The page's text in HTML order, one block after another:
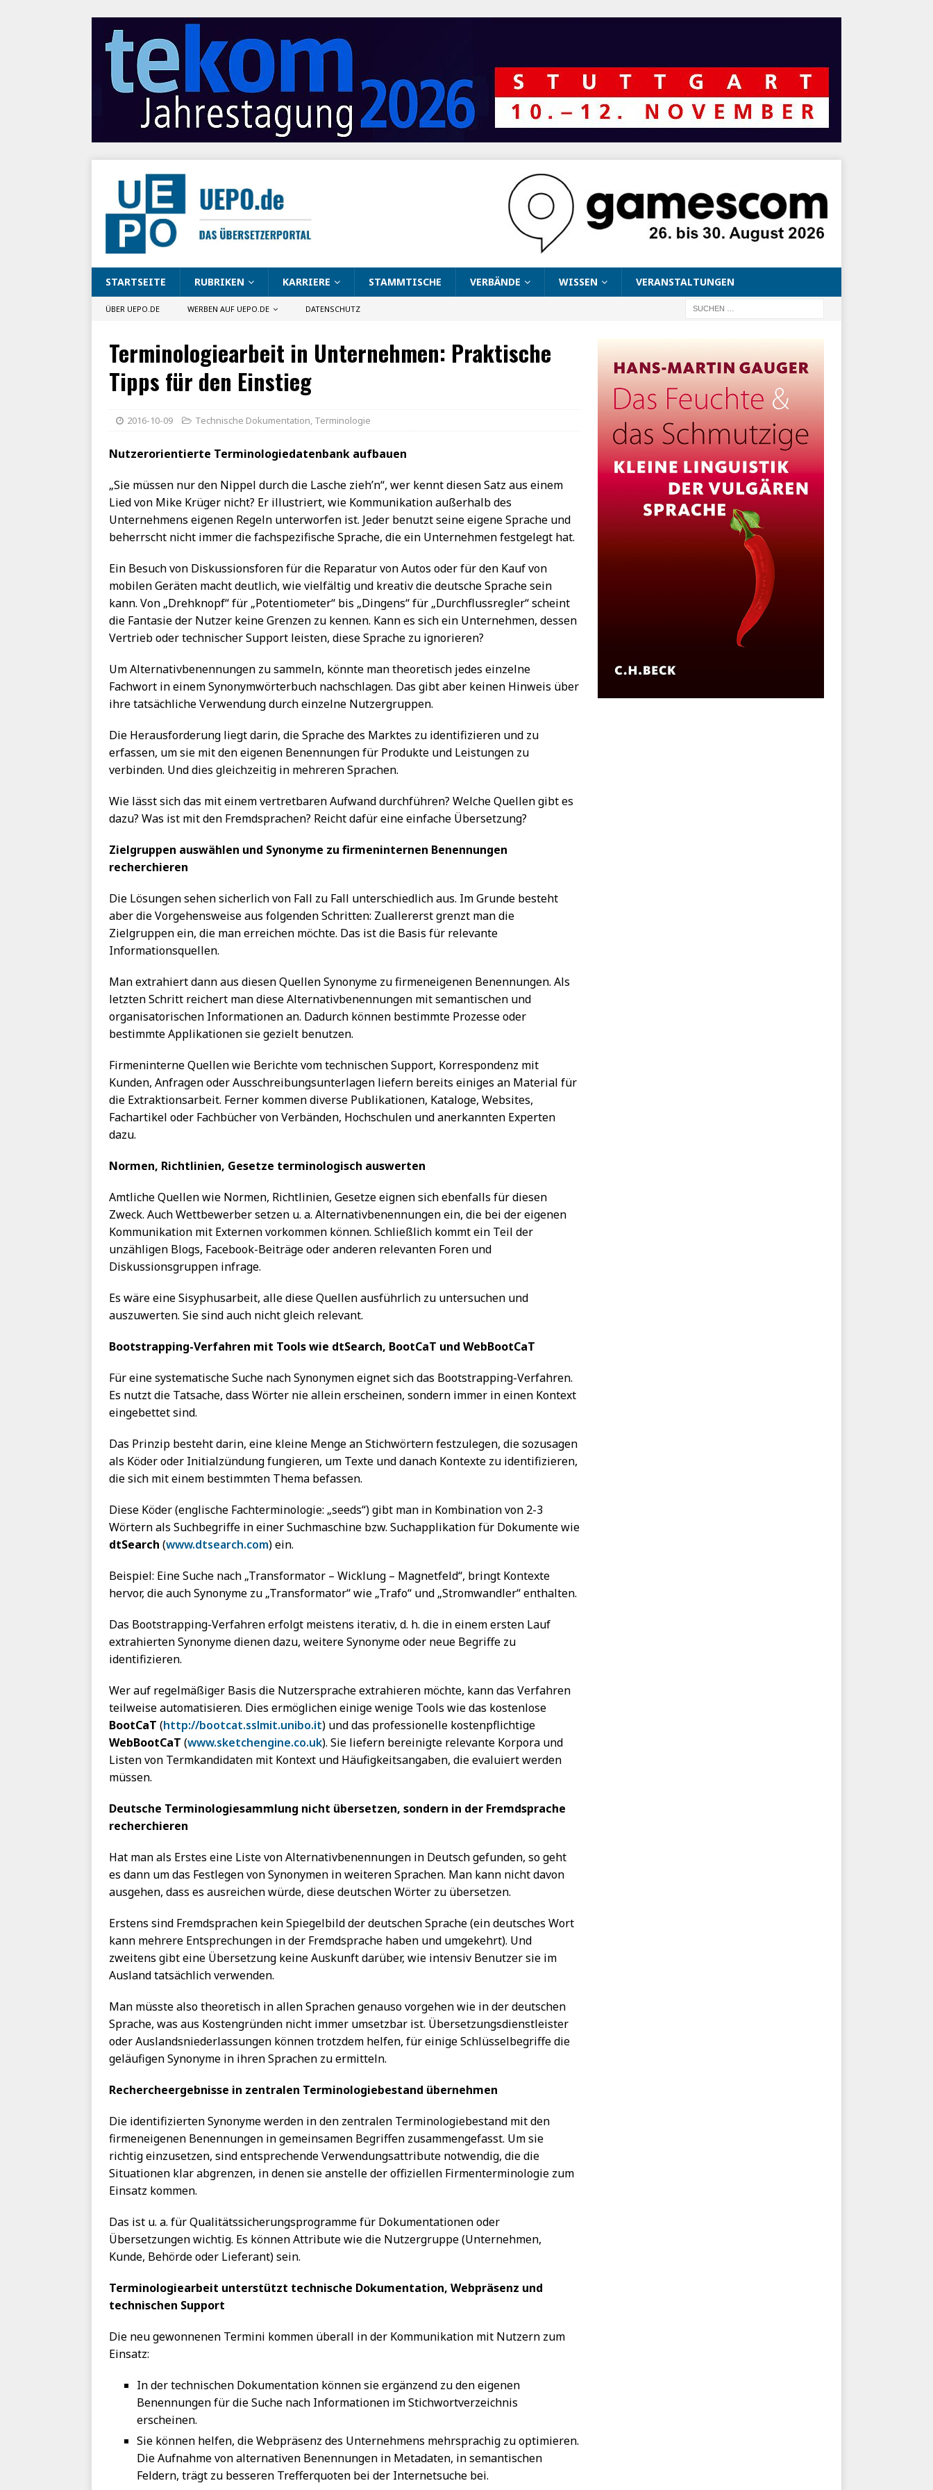
STARTSEITE RUBRIKEN KARRIERE STAMMTISCHE VERBÄNDE WISSEN VERANSTALTUNGEN
ÜBER UEPO.DE WERBEN AUF UEPO.DE DATENSCHUTZ
Terminologiearbeit in Unternehmen: Praktische
Tipps für den Einstieg
2016-10-09 Technische Dokumentation, Terminologie
Nutzerorientierte Terminologiedatenbank aufbauen
„Sie müssen nur den Nippel durch die Lasche zieh’n“, wer kennt diesen Satz aus einem
Lied von Mike Krüger nicht? Er illustriert, wie Kommunikation außerhalb des
Unternehmens eigenen Regeln unterworfen ist. Jeder benutzt seine eigene Sprache und
beherrscht nicht immer die fachspezifische Sprache, die ein Unternehmen festgelegt hat.
Ein Besuch von Diskussionsforen für die Reparatur von Autos oder für den Kauf von
mobilen Geräten macht deutlich, wie vielfältig und kreativ die deutsche Sprache sein
kann. Von „Drehknopf“ für „Potentiometer“ bis „Dingens“ für „Durchflussregler“ scheint
die Fantasie der Nutzer keine Grenzen zu kennen. Kann es sich ein Unternehmen, dessen
Vertrieb oder technischer Support leisten, diese Sprache zu ignorieren?
Um Alternativbenennungen zu sammeln, könnte man theoretisch jedes einzelne
Fachwort in einem Synonymwörterbuch nachschlagen. Das gibt aber keinen Hinweis über
ihre tatsächliche Verwendung durch einzelne Nutzergruppen.
Die Herausforderung liegt darin, die Sprache des Marktes zu identifizieren und zu
erfassen, um sie mit den eigenen Benennungen für Produkte und Leistungen zu
verbinden. Und dies gleichzeitig in mehreren Sprachen.
Wie lässt sich das mit einem vertretbaren Aufwand durchführen? Welche Quellen gibt es
dazu? Was ist mit den Fremdsprachen? Reicht dafür eine einfache Übersetzung?
Zielgruppen auswählen und Synonyme zu firmeninternen Benennungen
recherchieren
Die Lösungen sehen sicherlich von Fall zu Fall unterschiedlich aus. Im Grunde besteht
aber die Vorgehensweise aus folgenden Schritten: Zuallererst grenzt man die
Zielgruppen ein, die man erreichen möchte. Das ist die Basis für relevante
Informationsquellen.
Man extrahiert dann aus diesen Quellen Synonyme zu firmeneigenen Benennungen. Als
letzten Schritt reichert man diese Alternativbenennungen mit semantischen und
organisatorischen Informationen an. Dadurch können bestimmte Prozesse oder
bestimmte Applikationen sie gezielt benutzen.
Firmeninterne Quellen wie Berichte vom technischen Support, Korrespondenz mit
Kunden, Anfragen oder Ausschreibungsunterlagen liefern bereits einiges an Material für
die Extraktionsarbeit. Ferner kommen diverse Publikationen, Kataloge, Websites,
Fachartikel oder Fachbücher von Verbänden, Hochschulen und anerkannten Experten
dazu.
Normen, Richtlinien, Gesetze terminologisch auswerten
Amtliche Quellen wie Normen, Richtlinien, Gesetze eignen sich ebenfalls für diesen
Zweck. Auch Wettbewerber setzen u. a. Alternativbenennungen ein, die bei der eigenen
Kommunikation mit Externen vorkommen können. Schließlich kommt ein Teil der
unzähligen Blogs, Facebook-Beiträge oder anderen relevanten Foren und
Diskussionsgruppen infrage.
Es wäre eine Sisyphusarbeit, alle diese Quellen ausführlich zu untersuchen und
auszuwerten. Sie sind auch nicht gleich relevant.
Bootstrapping-Verfahren mit Tools wie dtSearch, BootCaT und WebBootCaT
Für eine systematische Suche nach Synonymen eignet sich das Bootstrapping-Verfahren.
Es nutzt die Tatsache, dass Wörter nie allein erscheinen, sondern immer in einen Kontext
eingebettet sind.
Das Prinzip besteht darin, eine kleine Menge an Stichwörtern festzulegen, die sozusagen
als Köder oder Initialzündung fungieren, um Texte und danach Kontexte zu identifizieren,
die sich mit einem bestimmten Thema befassen.
Diese Köder (englische Fachterminologie: „seeds“) gibt man in Kombination von 2-3
Wörtern als Suchbegriffe in einer Suchmaschine bzw. Suchapplikation für Dokumente wie
dtSearch (www.dtsearch.com) ein.
Beispiel: Eine Suche nach „Transformator – Wicklung – Magnetfeld“, bringt Kontexte
hervor, die auch Synonyme zu „Transformator“ wie „Trafo“ und „Stromwandler“ enthalten.
Das Bootstrapping-Verfahren erfolgt meistens iterativ, d. h. die in einem ersten Lauf
extrahierten Synonyme dienen dazu, weitere Synonyme oder neue Begriffe zu
identifizieren.
Wer auf regelmäßiger Basis die Nutzersprache extrahieren möchte, kann das Verfahren
teilweise automatisieren. Dies ermöglichen einige wenige Tools wie das kostenlose
BootCaT (http://bootcat.sslmit.unibo.it) und das professionelle kostenpflichtige
WebBootCaT (www.sketchengine.co.uk). Sie liefern bereinigte relevante Korpora und
Listen von Termkandidaten mit Kontext und Häufigkeitsangaben, die evaluiert werden
müssen.
Deutsche Terminologiesammlung nicht übersetzen, sondern in der Fremdsprache
recherchieren
Hat man als Erstes eine Liste von Alternativbenennungen in Deutsch gefunden, so geht
es dann um das Festlegen von Synonymen in weiteren Sprachen. Man kann nicht davon
ausgehen, dass es ausreichen würde, diese deutschen Wörter zu übersetzen.
Erstens sind Fremdsprachen kein Spiegelbild der deutschen Sprache (ein deutsches Wort
kann mehrere Entsprechungen in der Fremdsprache haben und umgekehrt). Und
zweitens gibt eine Übersetzung keine Auskunft darüber, wie intensiv Benutzer sie im
Ausland tatsächlich verwenden.
Man müsste also theoretisch in allen Sprachen genauso vorgehen wie in der deutschen
Sprache, was aus Kostengründen nicht immer umsetzbar ist. Übersetzungsdienstleister
oder Auslandsniederlassungen können trotzdem helfen, für einige Schlüsselbegriffe die
geläufigen Synonyme in ihren Sprachen zu ermitteln.
Rechercheergebnisse in zentralen Terminologiebestand übernehmen
Die identifizierten Synonyme werden in den zentralen Terminologiebestand mit den
firmeneigenen Benennungen in gemeinsamen Begriffen zusammengefasst. Um sie
richtig einzusetzen, sind entsprechende Verwendungsattribute notwendig, die die
Situationen klar abgrenzen, in denen sie anstelle der offiziellen Firmenterminologie zum
Einsatz kommen.
Das ist u. a. für Qualitätssicherungsprogramme für Dokumentationen oder
Übersetzungen wichtig. Es können Attribute wie die Nutzergruppe (Unternehmen,
Kunde, Behörde oder Lieferant) sein.
Terminologiearbeit unterstützt technische Dokumentation, Webpräsenz und
technischen Support
Die neu gewonnenen Termini kommen überall in der Kommunikation mit Nutzern zum
Einsatz:
In der technischen Dokumentation können sie ergänzend zu den eigenen
Benennungen für die Suche nach Informationen im Stichwortverzeichnis
erscheinen.
Sie können helfen, die Webpräsenz des Unternehmens mehrsprachig zu optimieren.
Die Aufnahme von alternativen Benennungen in Metadaten, in semantischen
Feldern, trägt zu besseren Trefferquoten bei der Internetsuche bei.